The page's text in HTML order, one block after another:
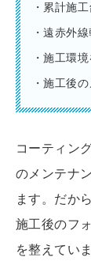
・累計施
・遠赤外
・施工環
・施工後
コーティン
のメンテナ
ます。だか
施工後のフ
を整えていま